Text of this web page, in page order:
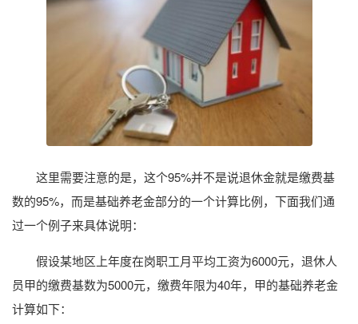
这里需要注意的是，这个95%并不是说退休金就是缴费基
数的95%，而是基础养老金部分的一个计算比例，下面我们通
过一个例子来具体说明：
假设某地区上年度在岗职工月平均工资为6000元，退休人
员甲的缴费基数为5000元，缴费年限为40年，甲的基础养老金
计算如下：